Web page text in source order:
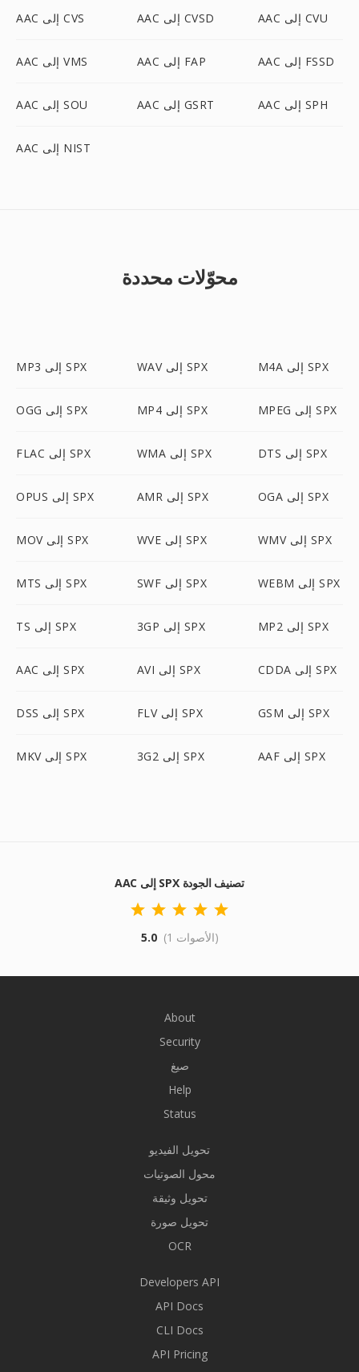
AAC إلى CVS AAC إلى CVSD AAC إلى CVU
AAC إلى VMS AAC إلى FAP AAC إلى FSSD
AAC إلى SOU AAC إلى GSRT AAC إلى SPH
AAC إلى NIST
محوّلات محددة
MP3 إلى SPX WAV إلى SPX M4A إلى SPX
OGG إلى SPX MP4 إلى SPX MPEG إلى SPX
FLAC إلى SPX WMA إلى SPX DTS إلى SPX
OPUS إلى SPX AMR إلى SPX OGA إلى SPX
MOV إلى SPX WVE إلى SPX WMV إلى SPX
MTS إلى SPX SWF إلى SPX WEBM إلى SPX
TS إلى SPX 3GP إلى SPX MP2 إلى SPX
AAC إلى SPX AVI إلى SPX CDDA إلى SPX
DSS إلى SPX FLV إلى SPX GSM إلى SPX
MKV إلى SPX 3G2 إلى SPX AAF إلى SPX
AAC إلى SPX تصنيف الجودة
5.0 (1 الأصوات)
About
Security
صيغ
Help
Status
تحويل الفيديو
محول الصوتيات
تحويل وثيقة
تحويل صورة
OCR
Developers API
API Docs
CLI Docs
API Pricing